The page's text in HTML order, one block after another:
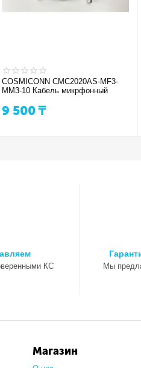
COSMICONN CMC2020AS-MF3-
MM3-10 Кабель микрфонный
9 500₸
КС
Мы
Магазин